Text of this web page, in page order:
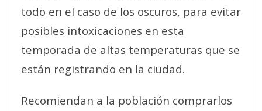
todo en el caso de los oscuros, para evitar
posibles intoxicaciones en esta
temporada de altas temperaturas que se
están registrando en la ciudad.
Recomiendan a la población comprarlos